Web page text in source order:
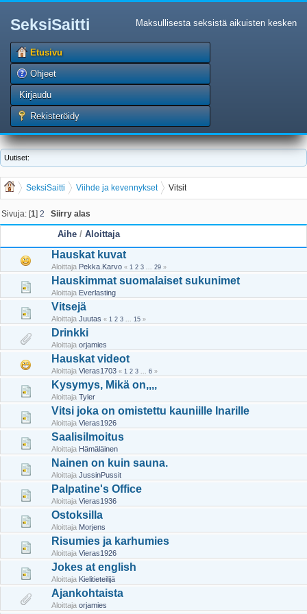
SeksiSaitti Maksullisesta seksistä aikuisten kesken
Etusivu
Ohjeet
Kirjaudu
Rekisteröidy
Uutiset:
SeksiSaitti Viihde ja kevennykset Vitsit
Sivuja: [1]2 Siirry alas
Aihe / Aloittaja
Hauskat kuvat
Aloittaja Pekka.Karvo « 1 2 3 ... 29 »
Hauskimmat suomalaiset sukunimet
Aloittaja Everlasting
Vitsejä
Aloittaja Juutas « 1 2 3 ... 15 »
Drinkki
Aloittaja orjamies
Hauskat videot
Aloittaja Vieras1703 « 1 2 3 ... 6 »
Kysymys, Mikä on,,,,
Aloittaja Tyler
Vitsi joka on omistettu kauniille Inarille
Aloittaja Vieras1926
Saalisilmoitus
Aloittaja Hämäläinen
Nainen on kuin sauna.
Aloittaja JussinPussit
Palpatine's Office
Aloittaja Vieras1936
Ostoksilla
Aloittaja Morjens
Risumies ja karhumies
Aloittaja Vieras1926
Jokes at english
Aloittaja Kielitieteilijä
Ajankohtaista
Aloittaja orjamies